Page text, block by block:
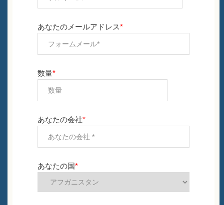
あなたのメールアドレス*
数量*
あなたの会社*
あなたの国*